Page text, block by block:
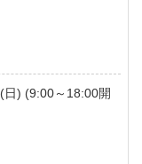
(日) (9:00～18:00開